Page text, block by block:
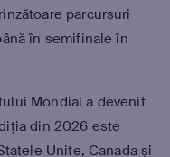
parcursuri
în semifinale în
Mondial a devenit
din 2026 este
Unite, Canada și